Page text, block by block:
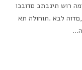
רוש תינבתב םדובכו
לבא .תוחולה תא